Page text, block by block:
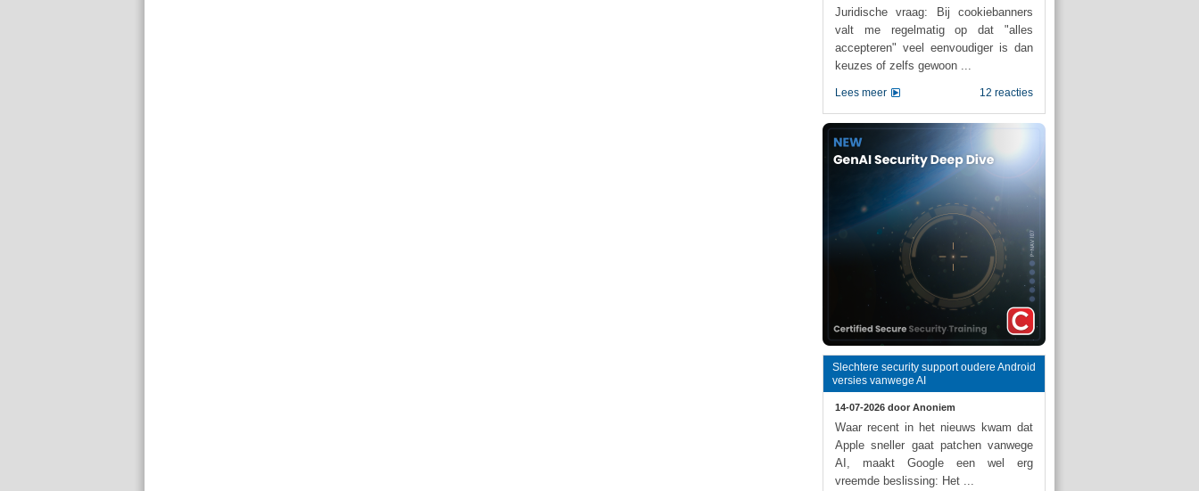
Juridische vraag: Bij cookiebanners
valt me regelmatig op dat "alles
accepteren" veel eenvoudiger is dan
keuzes of zelfs gewoon ...
12 reacties
Lees meer
Slechtere security support oudere Android
versies vanwege AI
14-07-2026 door Anoniem
Waar recent in het nieuws kwam dat
Apple sneller gaat patchen vanwege
AI, maakt Google een wel erg
vreemde beslissing: Het ...